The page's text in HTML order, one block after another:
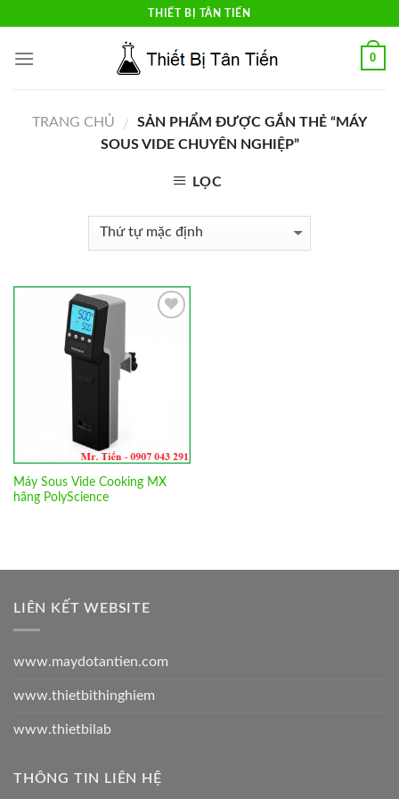
content
THIẾT BỊ TÂN TIẾN
0
TRANG CHỦ /
SẢN PHẨM ĐƯỢC GẮN THẺ “MÁY
SOUS VIDE CHUYÊN NGHIỆP”
LỌC
Máy Sous Vide Cooking MX
hãng PolyScience
LIÊN KẾT WEBSITE
www.maydotantien.com
www.thietbithinghiem
www.thietbilab
THÔNG TIN LIÊN HỆ